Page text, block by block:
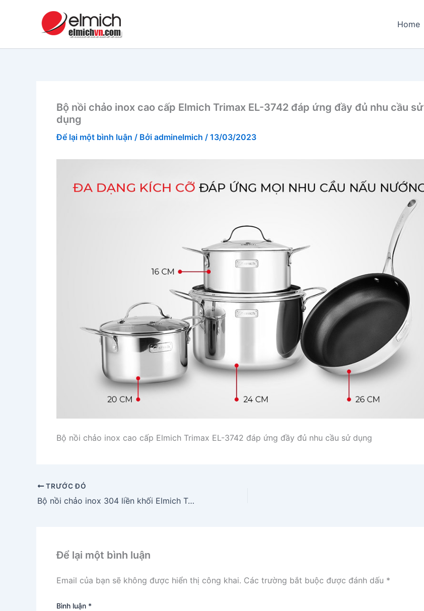
Home
Bộ nồi chảo inox cao cấp Elmich Trimax EL-3742 đáp ứng đầy đủ nhu cầu sử
dụng
Để lại một bình luận / Bởi adminelmich / 13/03/2023
Bộ nồi chảo inox cao cấp Elmich Trimax EL-3742 đáp ứng đầy đủ nhu cầu sử dụng
TRƯỚC ĐÓ
Bộ nồi chảo inox 304 liền khối Elmich Tri-max EL 3742
Để lại một bình luận
Email của bạn sẽ không được hiển thị công khai. Các trường bắt buộc được đánh dấu *
Bình luận *